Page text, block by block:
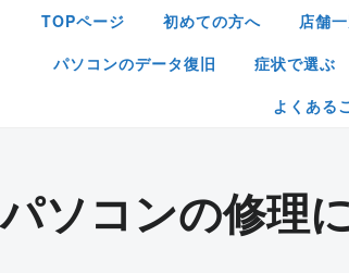
TOPページ 初めての方へ 店舗
パソコンのデータ復旧
症状で選ぶ
よくある
パソコンの修理